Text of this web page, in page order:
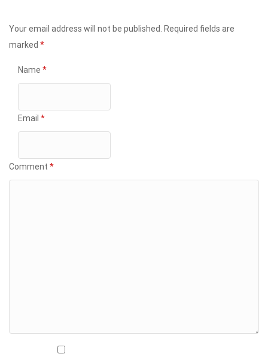
Your email address will not be published. Required fields are
marked *
Name *
Email *
Comment *